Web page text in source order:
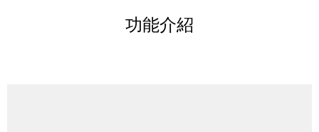
功能介紹